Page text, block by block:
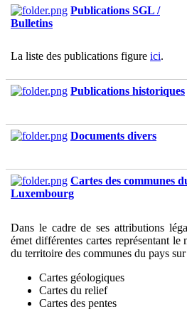
Publications SGL /
Bulletins
La liste des publications figure ici.
Publications historiques
Documents divers
Cartes des communes
Luxembourg
Dans le cadre de ses attributions
émet différentes cartes représentant
du territoire des communes du pays
Cartes géologiques
Cartes du relief
Cartes des pentes